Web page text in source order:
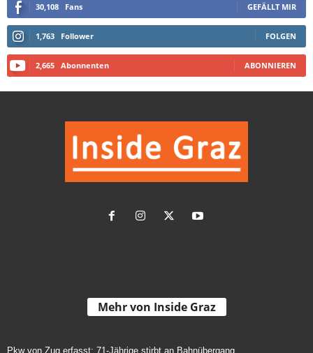
30,108 Fans GEFÄLLT MIR
1,763 Follower FOLGEN
2,665 Abonnenten ABONNIEREN
Mehr von Inside Graz
Pkw von Zug erfasst: 71-Jährige stirbt an Bahnübergang